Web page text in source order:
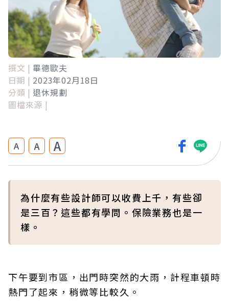
撰文 | 畢德歐夫
日期 | 2023年02月18日
分類 | 退休規劃
圖檔來源 |
A A A
為什麼有些設計師可以收費上千，有些卻
是三百？這些都有學問。保險業務也是一
樣。
下午要到市區，出門時突然的大雨，計程車頓時
熱門了起來，稍微等比較久。